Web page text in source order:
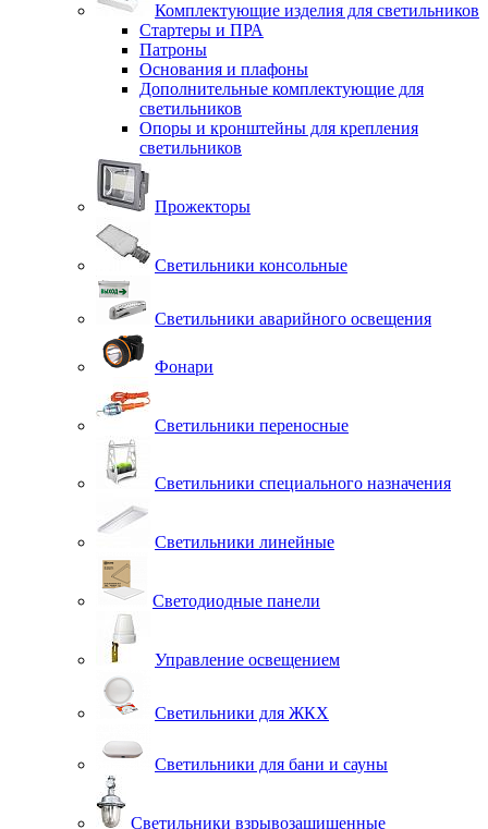
Комплектующие изделия для светильников
Стартеры и ПРА
Патроны
Основания и плафоны
Дополнительные комплектующие для
светильников
Опоры и кронштейны для крепления
светильников
Прожекторы
Светильники консольные
Светильники аварийного освещения
Фонари
Светильники переносные
Светильники специального назначения
Светильники линейные
Светодиодные панели
Управление освещением
Светильники для ЖКХ
Светильники для бани и сауны
Светильники взрывозащищенные